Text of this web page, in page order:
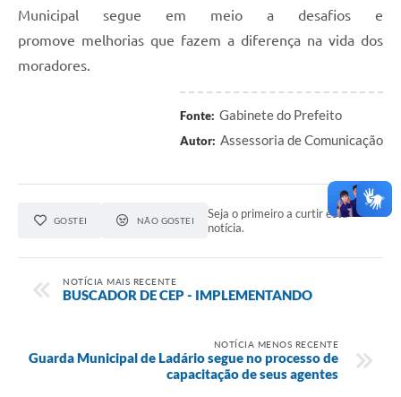
Municipal segue em meio a desafios e
promove melhorias que fazem a diferença na vida dos
moradores.
Fonte: Gabinete do Prefeito
Autor: Assessoria de Comunicação
GOSTEI NÃO GOSTEI
Seja o primeiro a curtir esta
notícia.
NOTÍCIA MAIS RECENTE
BUSCADOR DE CEP - IMPLEMENTANDO
NOTÍCIA MENOS RECENTE
Guarda Municipal de Ladário segue no processo de
capacitação de seus agentes